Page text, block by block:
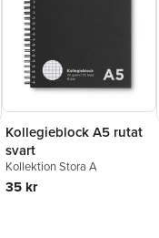
Kollegieblock A5 rutat
svart
Kollektion Stora A
35 kr